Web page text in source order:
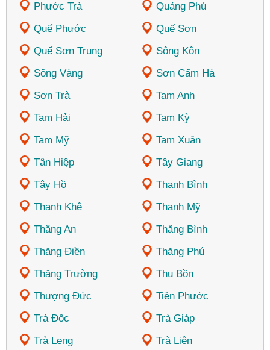
Phước Trà
Quảng Phú
Quế Phước
Quế Sơn
Quế Sơn Trung
Sông Kôn
Sông Vàng
Sơn Cẩm Hà
Sơn Trà
Tam Anh
Tam Hải
Tam Kỳ
Tam Mỹ
Tam Xuân
Tân Hiệp
Tây Giang
Tây Hồ
Thạnh Bình
Thanh Khê
Thạnh Mỹ
Thăng An
Thăng Bình
Thăng Điền
Thăng Phú
Thăng Trường
Thu Bồn
Thượng Đức
Tiên Phước
Trà Đốc
Trà Giáp
Trà Leng
Trà Liên